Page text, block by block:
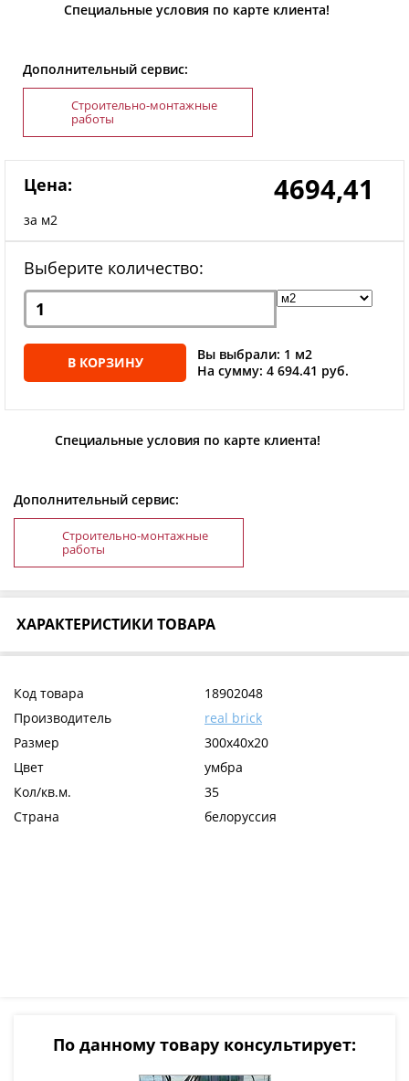
Специальные условия по карте клиента!
Дополнительный сервис:
Строительно-монтажные
работы
Цена:
за м2
4694,41
Выберите количество:
В КОРЗИНУ
Вы выбрали: 1 м2
На сумму: 4 694.41 руб.
Специальные условия по карте клиента!
Дополнительный сервис:
Строительно-монтажные
работы
ХАРАКТЕРИСТИКИ ТОВАРА
Код товара
18902048
Производитель
real brick
Размер
300х40х20
Цвет
умбра
Кол/кв.м.
35
Страна
белоруссия
По данному товару консультирует: